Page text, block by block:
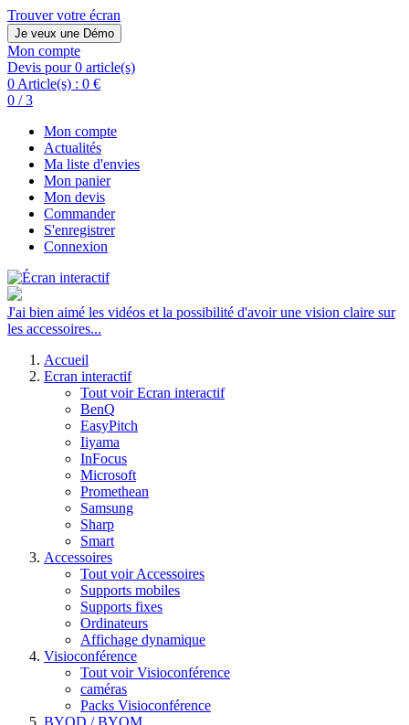
Trouver votre écran
Je veux une Démo
Mon compte
Devis pour 0 article(s)
0 Article(s) : 0 €
0 / 3
Mon compte
Actualités
Ma liste d'envies
Mon panier
Mon devis
Commander
S'enregistrer
Connexion
J'ai bien aimé les vidéos et la possibilité d'avoir une vision claire sur
les accessoires...
Accueil
Ecran interactif
Tout voir Ecran interactif
BenQ
EasyPitch
Iiyama
InFocus
Microsoft
Promethean
Samsung
Sharp
Smart
Accessoires
Tout voir Accessoires
Supports mobiles
Supports fixes
Ordinateurs
Affichage dynamique
Visioconférence
Tout voir Visioconférence
caméras
Packs Visioconférence
BYOD / BYOM